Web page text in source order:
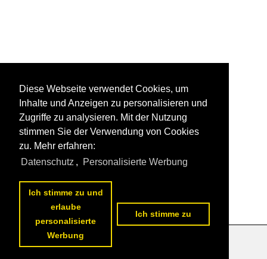
Datenschutzerklärung
Diese Webseite verwendet Cookies, um
Inhalte und Anzeigen zu personalisieren und
Zugriffe zu analysieren. Mit der Nutzung
stimmen Sie der Verwendung von Cookies
zu. Mehr erfahren:
Datenschutz , Personalisierte Werbung
Ich stimme zu und
erlaube
personalisierte
Werbung
Ich stimme zu